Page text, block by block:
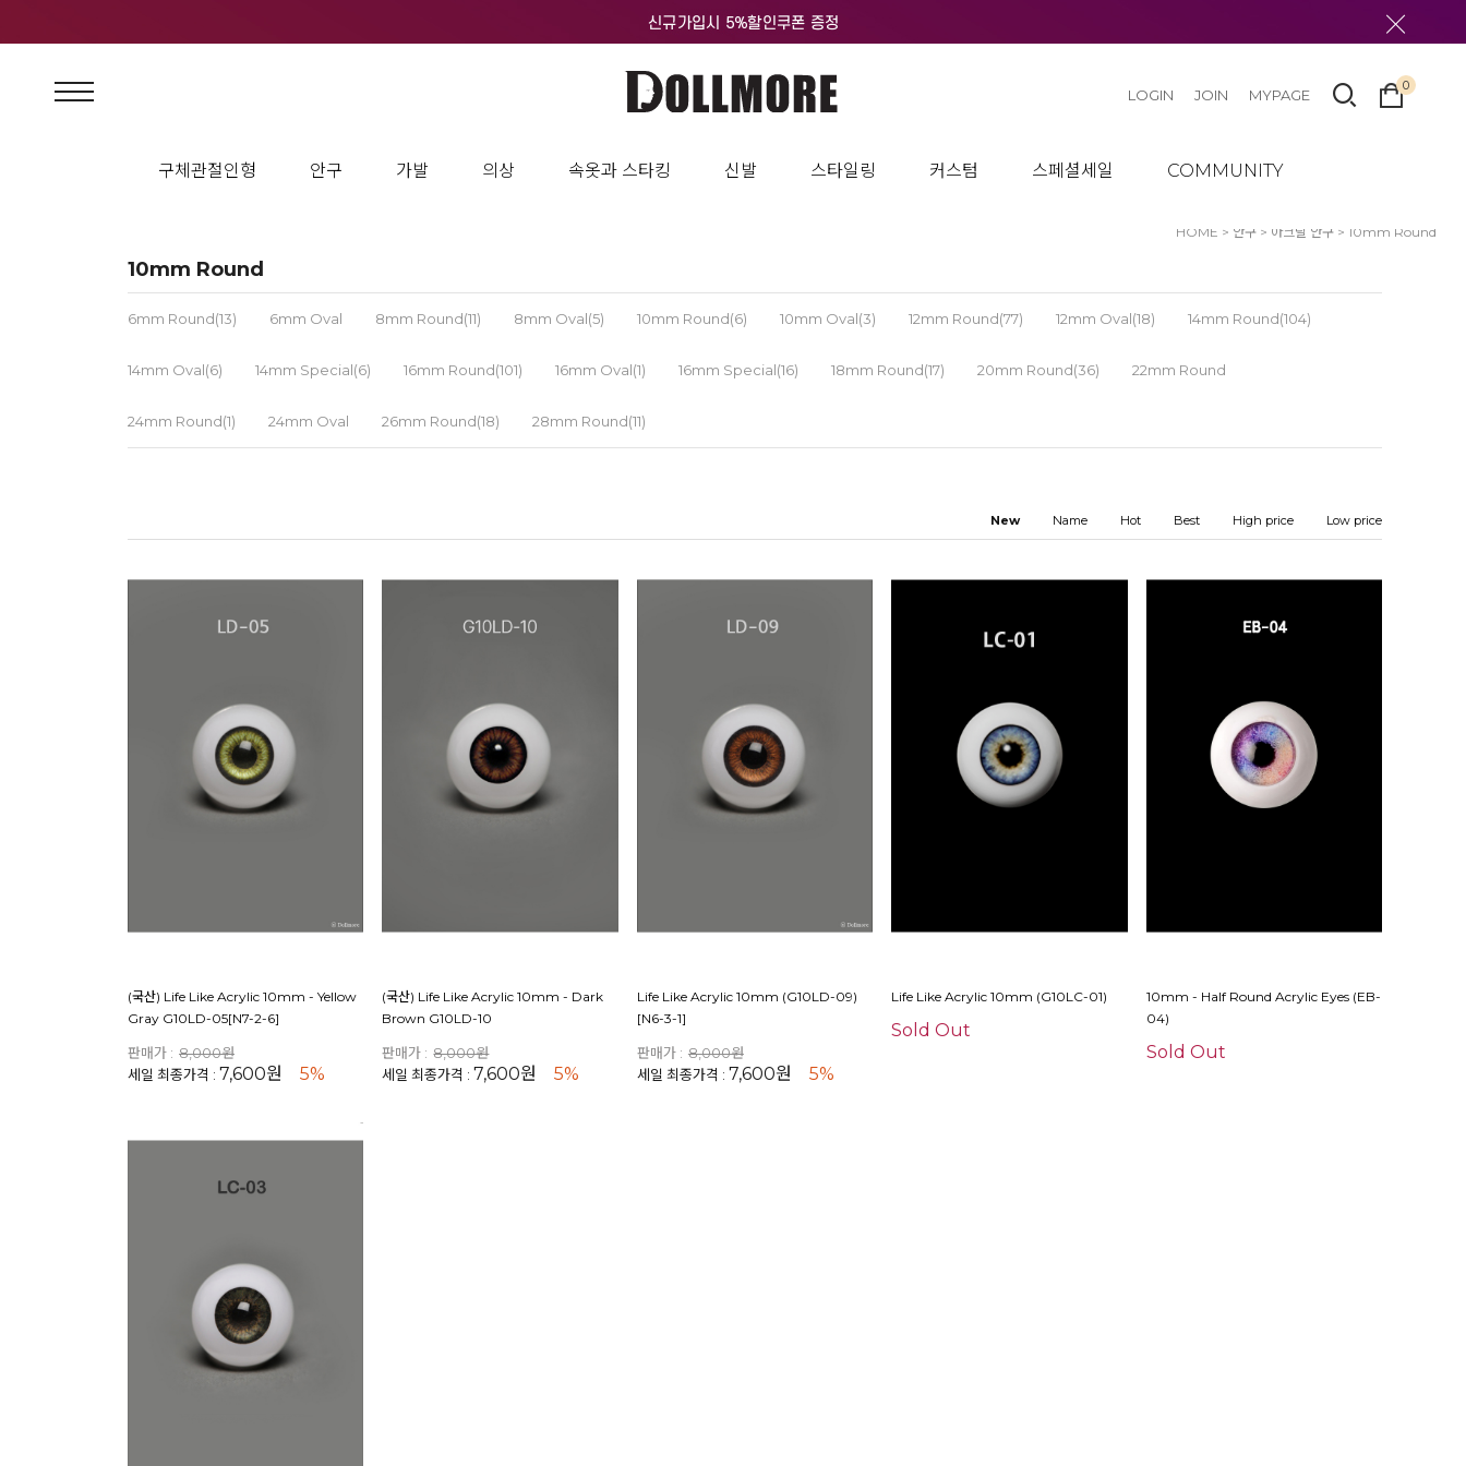
구체관절인형 안구 가발 의상 속옷과 스타킹 신발 스타일링 커스텀 스페셜세일 COMMUNITY
LOGIN JOIN MYPAGE
0
HOME > 안구 > 아크릴 안구 > 10mm Round
10mm Round
6mm Round(13) 6mm Oval 8mm Round(11) 8mm Oval(5) 10mm Round(6) 10mm Oval(3) 12mm Round(77) 12mm Oval(18) 14mm Round(104)
14mm Oval(6) 14mm Special(6) 16mm Round(101) 16mm Oval(1) 16mm Special(16) 18mm Round(17) 20mm Round(36) 22mm Round
24mm Round(1) 24mm Oval 26mm Round(18) 28mm Round(11)
New Name Hot Best High price Low price
(국산) Life Like Acrylic 10mm - Yellow
Gray G10LD-05[N7-2-6]
판매가 : 8,000원
세일 최종가격 : 7,600원 5%
(국산) Life Like Acrylic 10mm - Dark
Brown G10LD-10
판매가 : 8,000원
세일 최종가격 :7,600원 5%
Life Like Acrylic 10mm (G10LD-09)
[N6-3-1]
판매가 : 8,000원
세일 최종가격 : 7,600원 5%
Life Like Acrylic 10mm (G10LC-01)
Sold Out
10mm - Half Round Acrylic Eyes (EB-
04)
Sold Out